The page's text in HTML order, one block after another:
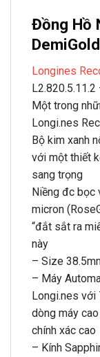
Đồng Hồ
Longines
Một trong
Longi.nes
Bộ kim xanh
với một thiết
sang trọng
Niềng đc bọc
micron
“đắt sắt ra
này
– Size
– Máy
Longi.nes với
dòng máy
chính xác cao
– Kính